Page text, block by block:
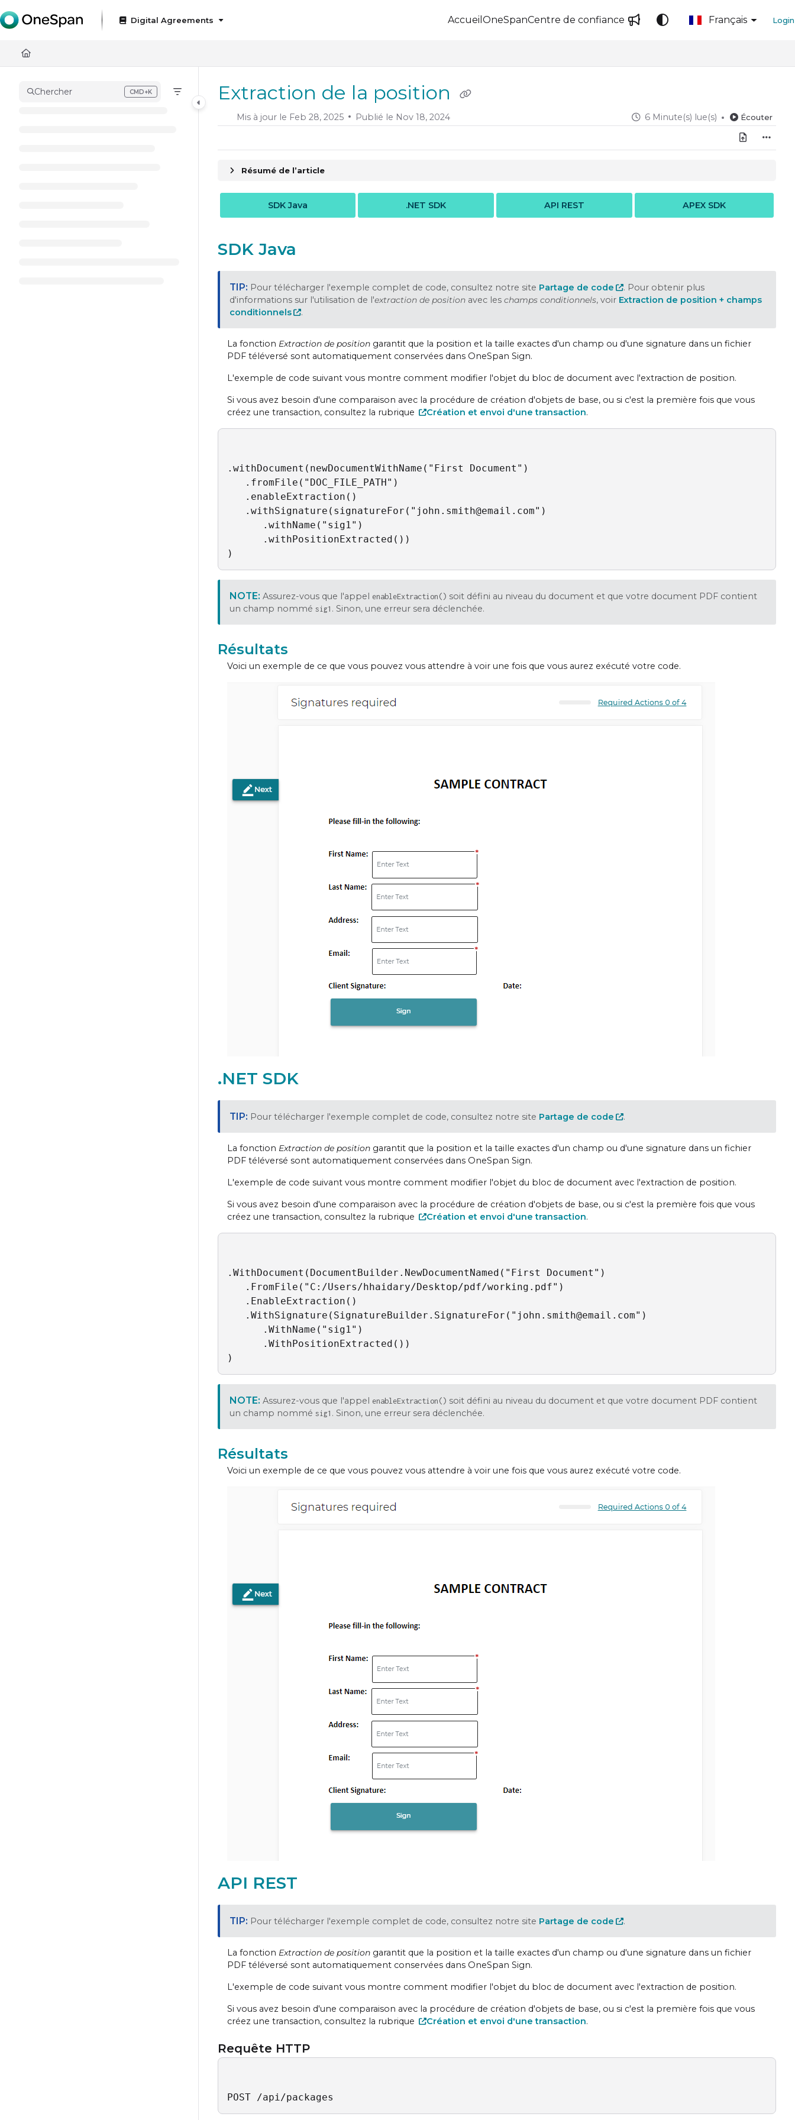
Documentation Index
Fetch the complete documentation index at:https://docs.onespan.com/llms.txt
Use this file to discover all available pages before exploring further.
Digital Agreements Accueil OneSpanCentre de confiance Français Login
Chercher CMD+K
Press CMD+K to open search Extraction de la position
Mis à jour le Feb 28, 2025 Publié le Nov 18, 2024 6 Minute(s) lue(s) Écouter
Résumé de l’article
SDK Java .NET SDK API REST APEX SDK
SDK Java
Pour télécharger l'exemple complet de code, consultez notre site Partage de code
. Pour obtenir plus
d'informations sur l'utilisation de l'extraction de position avec les champs conditionnels, voir Extraction de position + champs
conditionnels
.
La fonction Extraction de position garantit que la position et la taille exactes d'un champ ou d'une signature dans un fichier
PDF téléversé sont automatiquement conservées dans OneSpan Sign.
L'exemple de code suivant vous montre comment modifier l'objet du bloc de document avec l'extraction de position.
Si vous avez besoin d'une comparaison avec la procédure de création d'objets de base, ou si c'est la première fois que vous
créez une transaction, consultez la rubrique
Création et envoi d'une transaction.
.withDocument(newDocumentWithName("First Document")
.fromFile("DOC_FILE_PATH")
.enableExtraction()
.withSignature(signatureFor("john.smith@email.com")
.withName("sig1")
.withPositionExtracted())
)
Assurez-vous que l'appel enableExtraction() soit défini au niveau du document et que votre document PDF contient
un champ nommé sig1 . Sinon, une erreur sera déclenchée.
Résultats
Voici un exemple de ce que vous pouvez vous attendre à voir une fois que vous aurez exécuté votre code.
.NET SDK
Pour télécharger l'exemple complet de code, consultez notre site Partage de code .
La fonction Extraction de position garantit que la position et la taille exactes d'un champ ou d'une signature dans un fichier
PDF téléversé sont automatiquement conservées dans OneSpan Sign.
L'exemple de code suivant vous montre comment modifier l'objet du bloc de document avec l'extraction de position.
Si vous avez besoin d'une comparaison avec la procédure de création d'objets de base, ou si c'est la première fois que vous
créez une transaction, consultez la rubrique
Création et envoi d'une transaction.
.WithDocument(DocumentBuilder.NewDocumentNamed("First Document")
.FromFile("C:/Users/hhaidary/Desktop/pdf/working.pdf")
.EnableExtraction()
.WithSignature(SignatureBuilder.SignatureFor("john.smith@email.com")
.WithName("sig1")
.WithPositionExtracted())
)
Assurez-vous que l'appel enableExtraction() soit défini au niveau du document et que votre document PDF contient
un champ nommé sig1 . Sinon, une erreur sera déclenchée.
Résultats
Voici un exemple de ce que vous pouvez vous attendre à voir une fois que vous aurez exécuté votre code.
API REST
Pour télécharger l'exemple complet de code, consultez notre site Partage de code .
La fonction Extraction de position garantit que la position et la taille exactes d'un champ ou d'une signature dans un fichier
PDF téléversé sont automatiquement conservées dans OneSpan Sign.
L'exemple de code suivant vous montre comment modifier l'objet du bloc de document avec l'extraction de position.
Si vous avez besoin d'une comparaison avec la procédure de création d'objets de base, ou si c'est la première fois que vous
créez une transaction, consultez la rubrique
Création et envoi d'une transaction.
Requête HTTP
POST /api/packages